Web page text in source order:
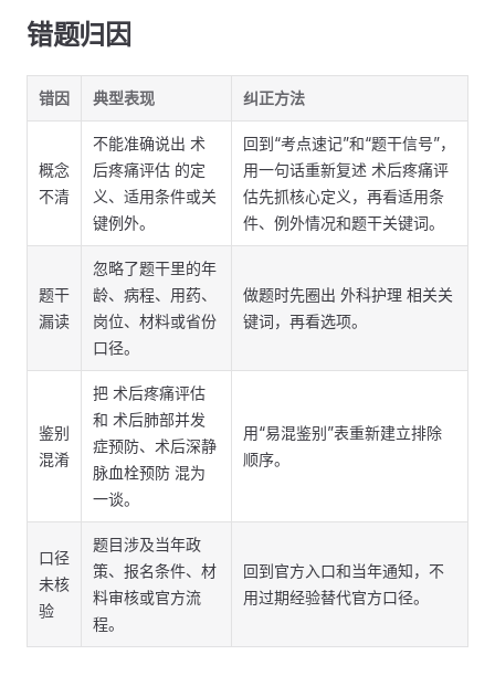
错题归因
错因 典型表现 纠正方法
概念
不清
不能准确说出 术
后疼痛评估 的定
义、适用条件或关
键例外。
回到“考点速记”和“题干信号”，
用一句话重新复述 术后疼痛评
估先抓核心定义，再看适用条
件、例外情况和题干关键词。
题干
漏读
忽略了题干里的年
龄、病程、用药、
岗位、材料或省份
口径。
做题时先圈出 外科护理 相关关
键词，再看选项。
鉴别
混淆
把 术后疼痛评估
和 术后肺部并发
症预防、术后深静
脉血栓预防 混为
一谈。
用“易混鉴别”表重新建立排除
顺序。
口径
未核
验
题目涉及当年政
策、报名条件、材
料审核或官方流
程。
回到官方入口和当年通知，不
用过期经验替代官方口径。